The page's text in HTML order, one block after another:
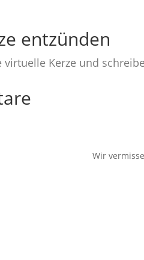
entzünden
virtuelle Kerze und
Wir